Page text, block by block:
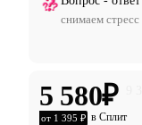
снимаем
5 580₽
от 1 395 ₽ в Сплит